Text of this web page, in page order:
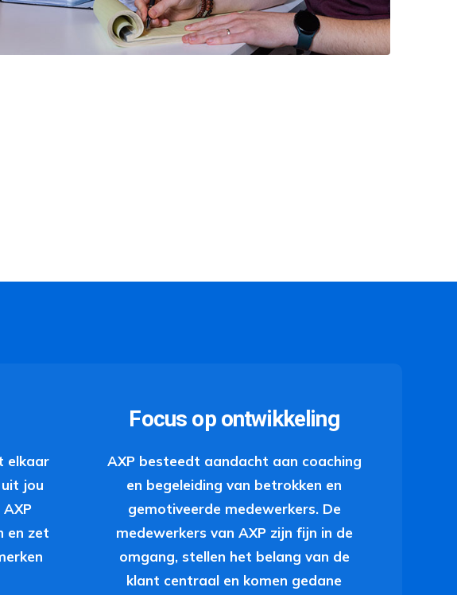
elkaar
jou
en zet
Focus op ontwikkeling
AXP besteedt aandacht aan coaching
en begeleiding van betrokken en
gemotiveerde medewerkers. De
medewerkers van AXP zijn fijn in de
omgang, stellen het belang van de
klant centraal en komen gedane